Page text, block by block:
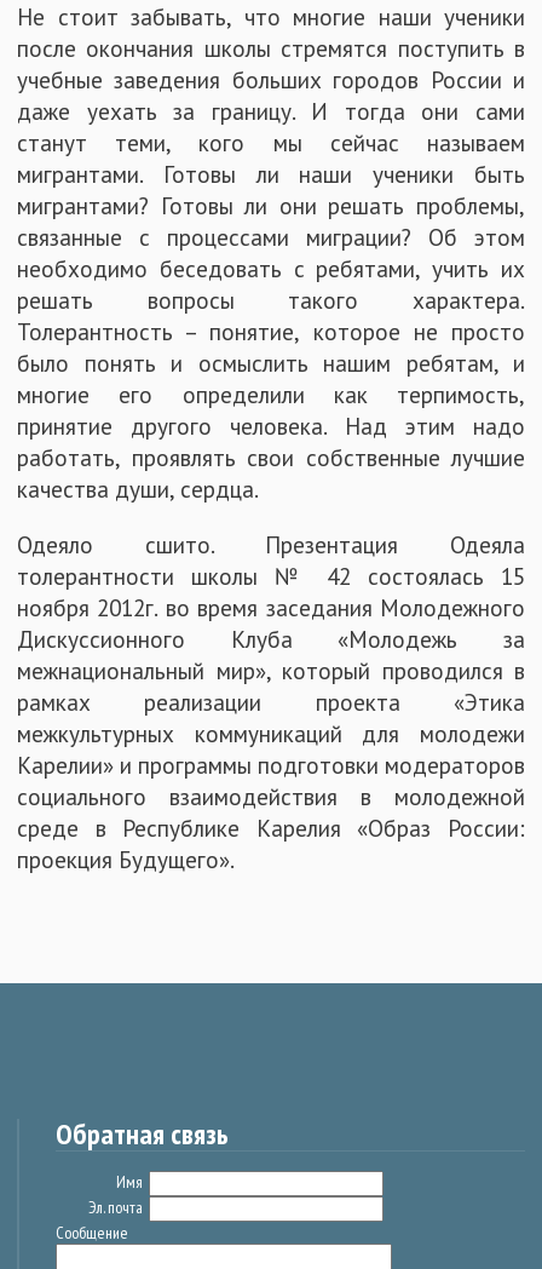
Не стоит забывать, что многие наши ученики
после окончания школы стремятся поступить в
учебные заведения больших городов России и
даже уехать за границу. И тогда они сами
станут теми, кого мы сейчас называем
мигрантами. Готовы ли наши ученики быть
мигрантами? Готовы ли они решать проблемы,
связанные с процессами миграции? Об этом
необходимо беседовать с ребятами, учить их
решать вопросы такого характера.
Толерантность – понятие, которое не просто
было понять и осмыслить нашим ребятам, и
многие его определили как терпимость,
принятие другого человека. Над этим надо
работать, проявлять свои собственные лучшие
качества души, сердца.
Одеяло сшито. Презентация Одеяла
толерантности школы № 42 состоялась 15
ноября 2012г. во время заседания Молодежного
Дискуссионного Клуба «Молодежь за
межнациональный мир», который проводился в
рамках реализации проекта «Этика
межкультурных коммуникаций для молодежи
Карелии» и программы подготовки модераторов
социального взаимодействия в молодежной
среде в Республике Карелия «Образ России:
проекция Будущего».
Обратная связь
Имя
Эл. почта
Сообщение